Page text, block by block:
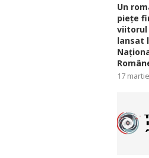
Un
piețe
viitorul
lansat
17